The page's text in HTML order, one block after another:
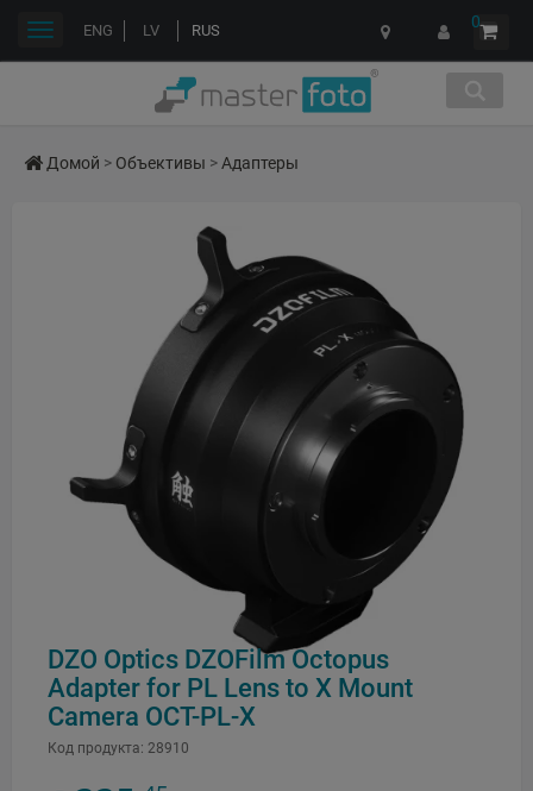
ENG LV RUS 0
Переключить
Домой > Объективы >Адаптеры
DZO Optics DZOFilm Octopus
Adapter for PL Lens to X Mount
Camera OCT-PL-X
Код продукта: 28910